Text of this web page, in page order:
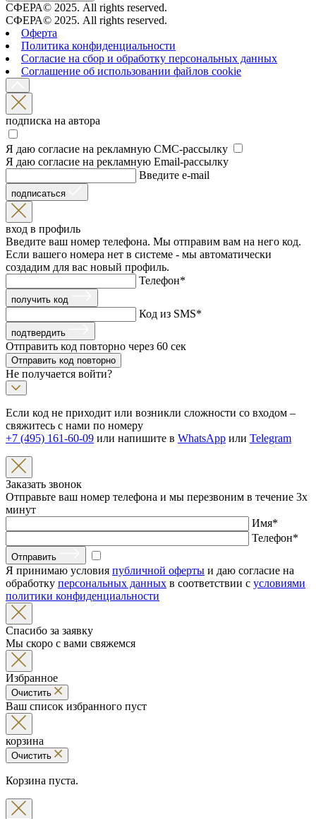
СФЕРА© 2025. All rights reserved.
СФЕРА© 2025. All rights reserved.
Оферта
Политика конфиденциальности
Согласие на сбор и обработку персональных данных
Соглашение об использовании файлов cookie
подписка на автора
Я даю согласие на рекламную СМС-рассылку
Я даю согласие на рекламную Email-рассылку
Введите e-mail
подписаться
вход в профиль
Введите ваш номер телефона. Мы отправим вам на него код.
Если вашего номера нет в системе - мы автоматически
создадим для вас новый профиль.
Телефон*
получить код
Код из SMS*
подтвердить
Отправить код повторно через 60 сек
Отправить код повторно
Не получается войти?
Если код не приходит или возникли сложности со входом –
свяжитесь с нами по номеру
+7 (495) 161-60-09 или напишите в WhatsApp или Telegram
Заказать звонок
Отправьте ваш номер телефона и мы перезвоним в течение 3х
минут
Имя*
Телефон*
Отправить
Я принимаю условия публичной оферты и даю согласие на
обработку персональных данных в соответствии с условиями
политики конфиденциальности
Спасибо за заявку
Мы скоро с вами свяжемся
Избранное
Очистить
Ваш список избранного пуст
корзина
Очистить
Корзина пуста.